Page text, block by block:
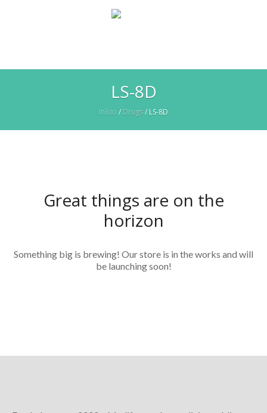
LS-8D
Início / Drugs/ LS-8D
Great things are on the
horizon
Something big is brewing! Our store is in the works and will
be launching soon!